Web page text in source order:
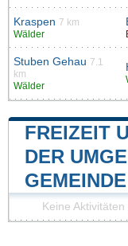
Kraspen 7 km
Wälder
Stuben Gehau 7.1
km
Wälder
FREIZEIT
DER
Keine